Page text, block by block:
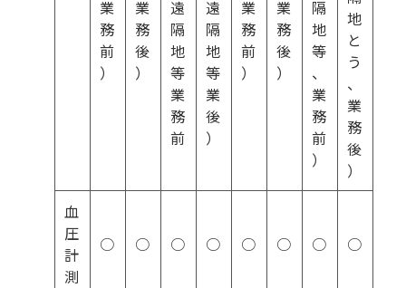
業
務
前
）
業
務
後
）
遠
隔
地
等
業
務
前
遠
隔
地
等
業
後
）
業
務
前
）
業
務
後
）
隔
地
等
、
業
務
前
）
地
と
う
、
業
務
後
）
血
圧
計
測
○ ○ ○ ○ ○ ○ ○ ○